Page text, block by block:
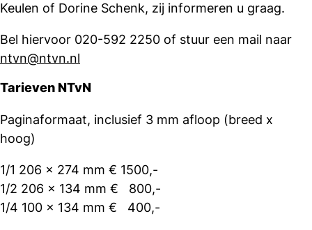
Keulen of Dorine Schenk, zij informeren u graag.
Bel hiervoor 020-592 2250 of stuur een mail naar
ntvn@ntvn.nl
Tarieven NTvN
Paginaformaat, inclusief 3 mm afloop (breed x
hoog)
1/1 206 x 274 mm € 1500,-
1/2 206 x 134 mm € 800,-
1/4 100 x 134 mm € 400,-